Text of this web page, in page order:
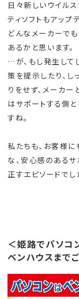
日々新しいウイル
ティソフトもアップ
どんなメーカーで
あるかと思います。
…が、もし発生して
策を提示したり、し
りをせず、メーカー
はサポートする側
すね。
私たちも、お客様
な、安心感のある
正すエピソードでし
＜姫路でパソコ
ベンハウスまで